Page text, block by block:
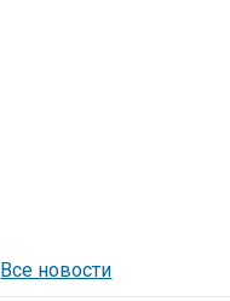
Все новости